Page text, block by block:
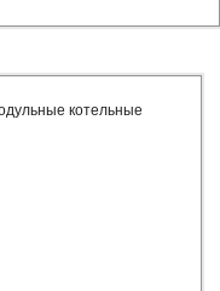
на котлы паровые
конвейеры скребковые
КОТЕЛ
работам
КЗ «РОСЭНЕРГОПРОМ»
участие в выставке
о
котельные